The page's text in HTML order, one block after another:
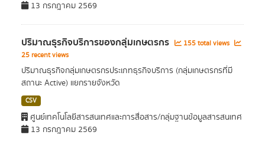
13 กรกฎาคม 2569
ปริมาณธุรกิจบริการของกลุ่มเกษตรกร
155 total views
25 recent views
ปริมาณธุรกิจกลุ่มเกษตรกรประเภทธุรกิจบริการ (กลุ่มเกษตรกรที่มี
สถานะ Active) แยกรายจังหวัด
CSV
ศูนย์เทคโนโลยีสารสนเทศและการสื่อสาร/กลุ่มฐานข้อมูลสารสนเทศ
13 กรกฎาคม 2569